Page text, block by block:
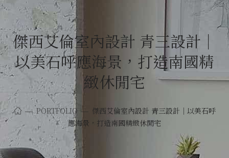
傑西艾倫室內設計 青三設計｜
以美石呼應海景，打造南國精
緻休閒宅
PORTFOLIO
傑西艾倫室內設計 青三設計｜以美石呼
應海景，打造南國精緻休閒宅